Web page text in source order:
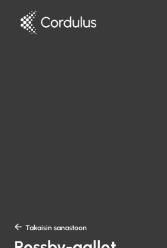
 Takaisin sanastoon